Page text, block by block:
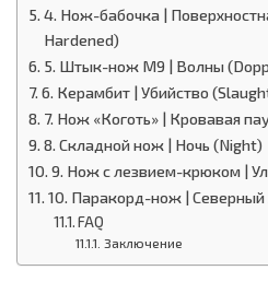
4. Нож-бабочка |
Hardened)
5. Штык-нож M9 | Волны
6. Керамбит | Убийство
7. Нож «Коготь» | Кровавая
8. Складной нож | Ночь (Night)
9. Нож с лезвием-крюком |
10. Паракорд-нож |
FAQ
Заключение